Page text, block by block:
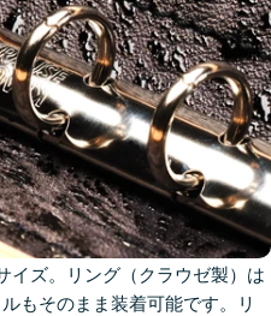
イズ。リング（クラウゼ製）は
もそのまま装着可能です。リ